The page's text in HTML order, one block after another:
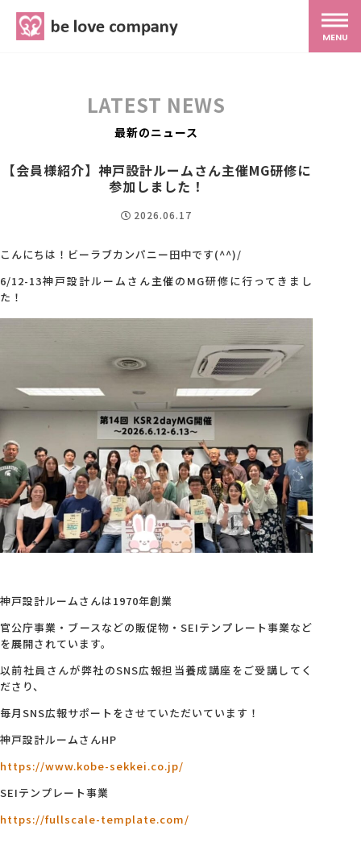
MENU
スタッフ紹介
最新ブログ
会社概要
アクセス
採用情報
お問い合わせ
LATEST NEWS
最新のニュース
【会員様紹介】神戸設計ルームさん主催MG研修に
参加しました！
2026.06.17
こんにちは！ビーラブカンパニー田中です(^^)/
6/12-13神戸設計ルームさん主催のMG研修に行ってきまし
た！
神戸設計ルームさんは1970年創業
官公庁事業・ブースなどの販促物・SEIテンプレート事業など
を展開されています。
以前社員さんが弊社のSNS広報担当養成講座をご受講してく
ださり、
毎月SNS広報サポートをさせていただいています！
神戸設計ルームさんHP
https://www.kobe-sekkei.co.jp/
SEIテンプレート事業
https://fullscale-template.com/